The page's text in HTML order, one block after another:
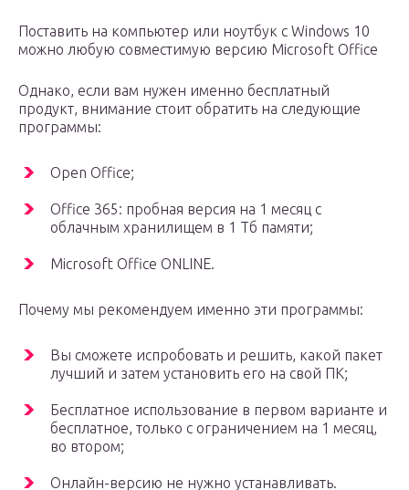
Поставить на компьютер или ноутбук с Windows 10
можно любую совместимую версию Microsoft Office
Однако, если вам нужен именно бесплатный
продукт, внимание стоит обратить на следующие
программы:
Open Office;
Office 365: пробная версия на 1 месяц с
облачным хранилищем в 1 Тб памяти;
Microsoft Office ONLINE.
Почему мы рекомендуем именно эти программы:
Вы сможете испробовать и решить, какой пакет
лучший и затем установить его на свой ПК;
Бесплатное использование в первом варианте и
бесплатное, только с ограничением на 1 месяц,
во втором;
Онлайн-версию не нужно устанавливать.